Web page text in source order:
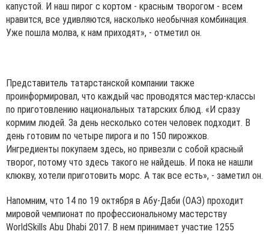
капустой. И наш пирог с кортом - красным творогом - всем
нравится, все удивляются, насколько необычная комбинация.
Уже пошла молва, к нам приходят», - отметил он.
Представитель татарстанской компании также
проинформировал, что каждый час проводятся мастер-классы
по приготовлению национальных татарских блюд. «И сразу
кормим людей. За день несколько сотен человек подходит. В
день готовим по четыре пирога и по 150 пирожков.
Ингредиенты покупаем здесь, но привезли с собой красный
творог, потому что здесь такого не найдешь. И пока не нашли
клюкву, хотели приготовить морс. А так все есть», - заметил он.
Напомним, что 14 по 19 октября в Абу-Даби (ОАЭ) проходит
мировой чемпионат по профессиональному мастерству
WorldSkills Abu Dhabi 2017. В нем принимает участие 1255